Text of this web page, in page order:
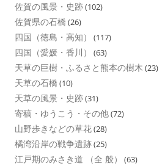
佐賀の風景・史跡(102)
佐賀県の石橋 (26)
四国（徳島・高知） (117)
四国（愛媛・香川） (63)
天草の巨樹・ふるさと熊本の樹木 (23)
天草の石橋 (10)
天草の風景・史跡(31)
寄稿・ゆうこう・その他(72)
山野歩きなどの草花(28)
橘湾沿岸の戦争遺跡(25)
江戸期のみさき道 （全 般） (63)